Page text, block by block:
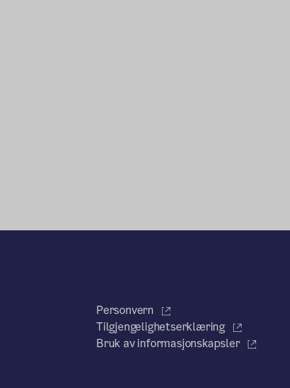
Personvern
Tilgjengelighetserklæring
Bruk av informasjonskapsler